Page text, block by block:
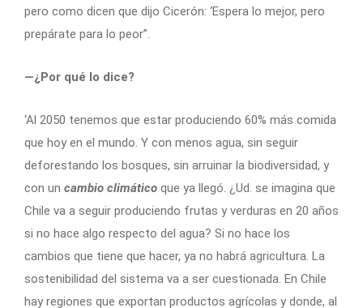
pero como dicen que dijo Cicerón: ‘Espera lo mejor, pero
prepárate para lo peor”.
—¿Por qué lo dice?
‘Al 2050 tenemos que estar produciendo 60% más comida
que hoy en el mundo. Y con menos agua, sin seguir
deforestando los bosques, sin arruinar la biodiversidad, y
con un cambio climático que ya llegó. ¿Ud. se imagina que
Chile va a seguir produciendo frutas y verduras en 20 años
si no hace algo respecto del agua? Si no hace los
cambios que tiene que hacer, ya no habrá agricultura. La
sostenibilidad del sistema va a ser cuestionada. En Chile
hay regiones que exportan productos agrícolas y donde, al